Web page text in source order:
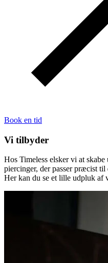
Book en tid
Vi tilbyder
Hos Timeless elsker vi at
piercinger, der passer præcist til
Her kan du se et lille udpluk af